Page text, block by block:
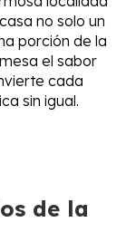
no solo un
porción de la
el sabor
cada
sin igual.
de la